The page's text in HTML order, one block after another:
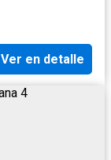
Ver en detalle